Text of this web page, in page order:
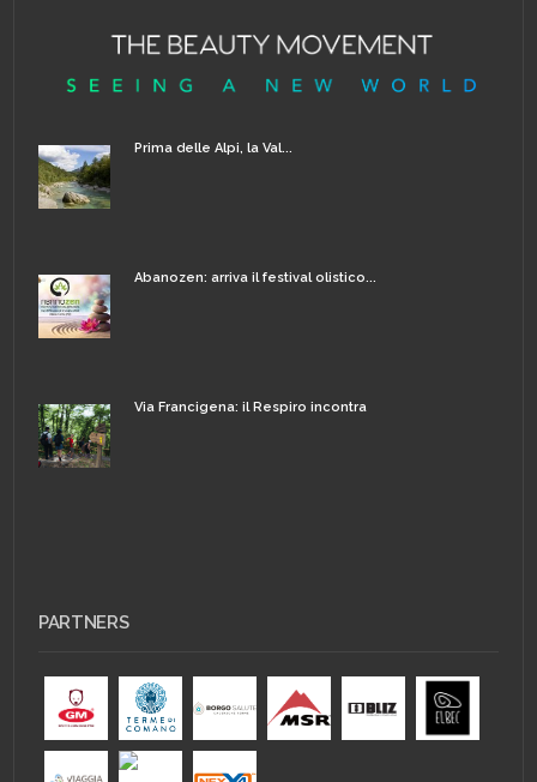
Prima delle Alpi, la Val...
Abanozen: arriva il festival olistico...
Via Francigena: il Respiro incontra
PARTNERS